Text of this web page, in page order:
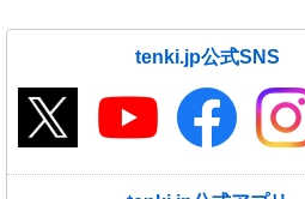
tenki.jp公式SNS